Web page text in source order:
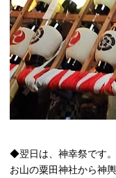
◆翌日は、神幸祭です。
お山の粟田神社から神